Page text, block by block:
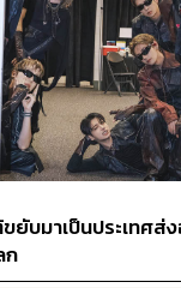
ขยับมาเป็นประเทศ
ก